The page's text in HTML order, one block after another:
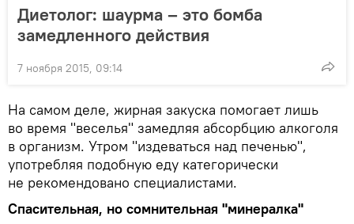
Диетолог: шаурма – это бомба
замедленного действия
7 ноября 2015, 09:14
На самом деле, жирная закуска помогает лишь
во время "веселья" замедляя абсорбцию алкоголя
в организм. Утром "издеваться над печенью",
употребляя подобную еду категорически
не рекомендовано специалистами.
Спасительная, но сомнительная "минералка"